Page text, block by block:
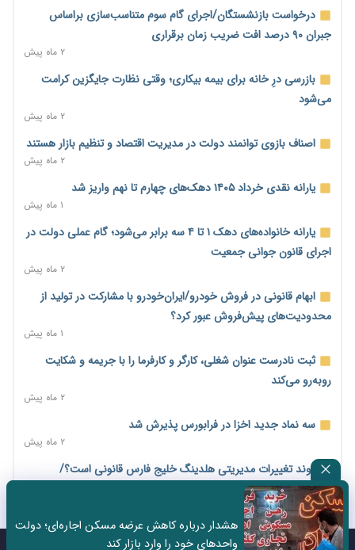
محدودیت صنایع
۴ ساعت پیش
ورود بخش خصوصی به حکمرانی اشتغال؛ «یاوران پیشرفت»
امسال گسترده‌تر می‌شود
۴ ساعت پیش
مطالبه کارگران جنوب برای پرداخت «حق جنگ»؛ از نفت و گاز تا
شبکه برق
۴ ساعت پیش
حساب‌های شرکت ملی نفت در بانک صنعت و معدن مسدود شد؛
بدهی یک میلیارد دلاری
درآمد کارگزاری‌ها چقدر است؟ کانون کارگزاران اعداد منتشرشده در
فضای مجازی را تکذیب کرد
بیکاری ۷ درصدی روی کاغذ؛ آیا در واقعیت هم این چنین است؟
روز خبرنگار؛ مطالبه‌ای فراتر از تبریک برای پاسداشت حقیقت و
امنیت شغلی
همایش و مسابقه نذری ماه صفر برگزار شد
زائران اربعین نگران ارز باقی‌مانده نباشند؛ خرید دینار در بانک‌ها و
صرافی‌ها
جنگ کریدورها وارد فاز جدید شد؛ سرمایه‌گذاری ۳۴۵ میلیارد دلاری
اوراسیا تا ۲۰۳۵
درخواست بازنشستگان/اجرای گام سوم متناسب‌سازی براساس
جبران ۹۰ درصد افت ضریب زمان برقراری
۲ ماه پیش
بازرسی درِ خانه برای بیمه بیکاری؛ وقتی نظارت جایگزین کرامت
می‌شود
۲ ماه پیش
اصناف بازوی توانمند دولت در مدیریت اقتصاد و تنظیم بازار هستند
۲ ماه پیش
یارانه نقدی خرداد ۱۴۰۵ دهک‌های چهارم تا نهم واریز شد
۱ ماه پیش
یارانه خانواده‌های دهک ۱ تا ۴ سه برابر می‌شود؛ گام عملی دولت در
اجرای قانون جوانی جمعیت
۲ ماه پیش
ابهام قانونی در فروش خودرو/ایران‌خودرو با مشارکت در تولید از
محدودیت‌های پیش‌فروش عبور کرد؟
۱ ماه پیش
ثبت نادرست عنوان شغلی، کارگر و کارفرما را با جریمه و شکایت
روبه‌رو می‌کند
۲ ماه پیش
سه نماد جدید اخزا در فرابورس پذیرش شد
۲ ماه پیش
روند تغییرات مدیریتی هلدینگ خلیج فارس قانونی است؟/
روایت‌های متناقض و نگرانی سهامداران
هشدار درباره «۴ درصد» مشاغل سخت و زیان‌آور/کارفرمایان
هشدار درباره کاهش عرضه مسکن اجاره‌ای؛ دولت
واحدهای خود را وارد بازار کند